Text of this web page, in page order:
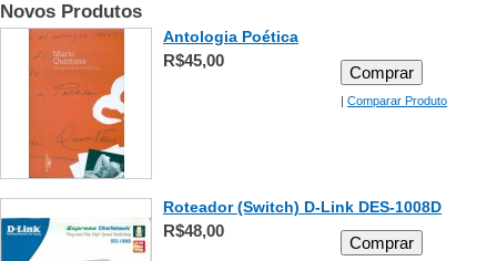
Novos Produtos
Antologia Poética
R$45,00
Comprar
| Comparar Produto
Roteador (Switch) D-Link DES-1008D
R$48,00
Comprar